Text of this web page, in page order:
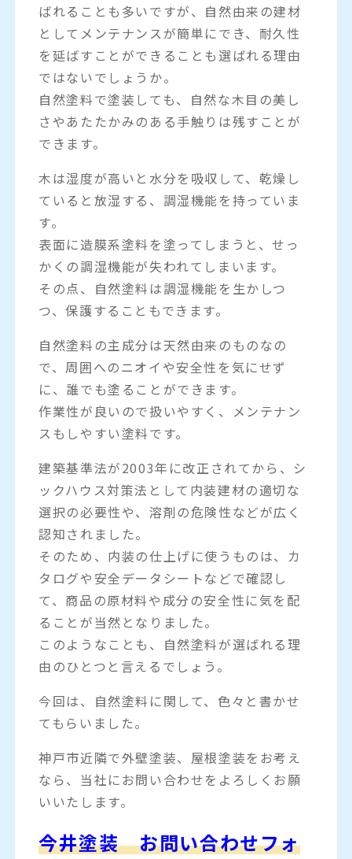
ばれることも多いですが、自然由来の建材
としてメンテナンスが簡単にでき、耐久性
を延ばすことができることも選ばれる理由
ではないでしょうか。
自然塗料で塗装しても、自然な木目の美し
さやあたたかみのある手触りは残すことが
できます。
木は湿度が高いと水分を吸収して、乾燥し
ていると放湿する、調湿機能を持っていま
す。
表面に造膜系塗料を塗ってしまうと、せっ
かくの調湿機能が失われてしまいます。
その点、自然塗料は調湿機能を生かしつ
つ、保護することもできます。
自然塗料の主成分は天然由来のものなの
で、周囲へのニオイや安全性を気にせず
に、誰でも塗ることができます。
作業性が良いので扱いやすく、メンテナン
スもしやすい塗料です。
建築基準法が2003年に改正されてから、シ
ックハウス対策法として内装建材の適切な
選択の必要性や、溶剤の危険性などが広く
認知されました。
そのため、内装の仕上げに使うものは、カ
タログや安全データシートなどで確認し
て、商品の原材料や成分の安全性に気を配
ることが当然となりました。
このようなことも、自然塗料が選ばれる理
由のひとつと言えるでしょう。
今回は、自然塗料に関して、色々と書かせ
てもらいました。
神戸市近隣で外壁塗装、屋根塗装をお考え
なら、当社にお問い合わせをよろしくお願
いいたします。
今井塗装 お問い合わせフォ